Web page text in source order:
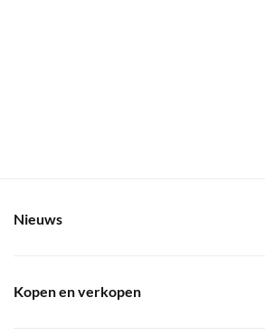
Nieuws
Kopen en verkopen